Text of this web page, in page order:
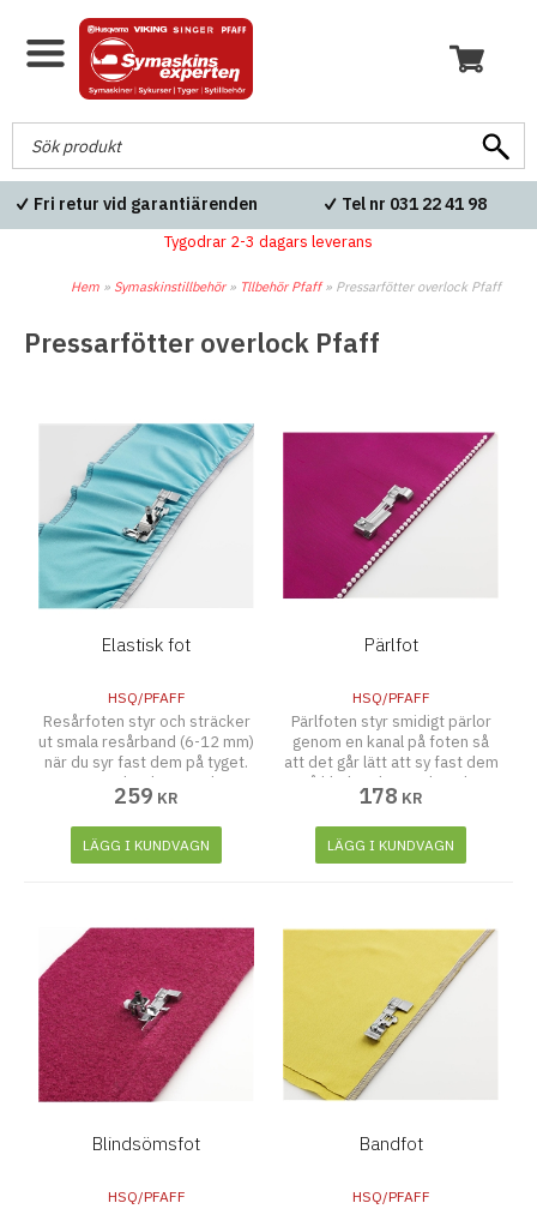
Fri retur vid garantiärenden Tel nr
Tygodrar 2-3 dagars leverans
Hem » Symaskinstillbehör» Tllbehör Pfaff» Pressarfötter overlock Pfaff
Pressarfötter overlock Pfaff
Elastisk fot
HSQ/PFAFF
Resårfoten styr och sträcker
ut smala resårband (6-12 mm)
när du syr fast dem på tyget.
Den är mycket bra när du syr
träningskläder, underkläder
och annat som kräver infällda
resårband.
259 KR
LÄGG I KUNDVAGN
Pärlfot
HSQ/PFAFF
Pärlfoten styr smidigt pärlor
genom en kanal på foten så
att det går lätt att sy fast dem
på klädesplagg och andra
arbeten.
178 KR
LÄGG I KUNDVAGN
Blindsömsfot
HSQ/PFAFF
Bandfot
HSQ/PFAFF